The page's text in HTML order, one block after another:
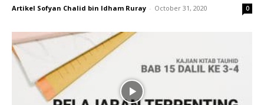
Artikel Sofyan Chalid bin Idham Ruray - October 31, 2020 0